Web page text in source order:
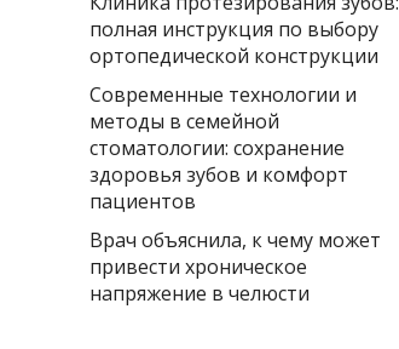
полная инструкция по выбору
ортопедической конструкции
Современные технологии и
методы в семейной
стоматологии: сохранение
здоровья зубов и комфорт
пациентов
Врач объяснила, к чему может
привести хроническое
напряжение в челюсти